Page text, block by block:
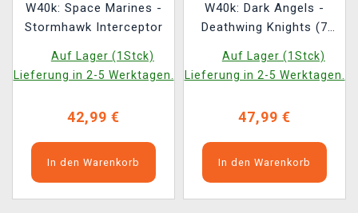
W40k: Space Marines -
Stormhawk Interceptor
Auf Lager (1Stck)
Lieferung in 2-5 Werktagen.
42,99 €
In den Warenkorb
W40k: Dark Angels -
Deathwing Knights (7
Auf Lager (1Stck)
Lieferung in 2-5 Werktagen.
47,99 €
In den Warenkorb